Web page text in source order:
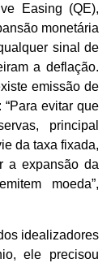
Easing (QE),
monetária
sinal de
a deflação.
emissão de
evitar que
principal
da taxa fixada,
a expansão da
moeda”,
idealizadores
ele precisou